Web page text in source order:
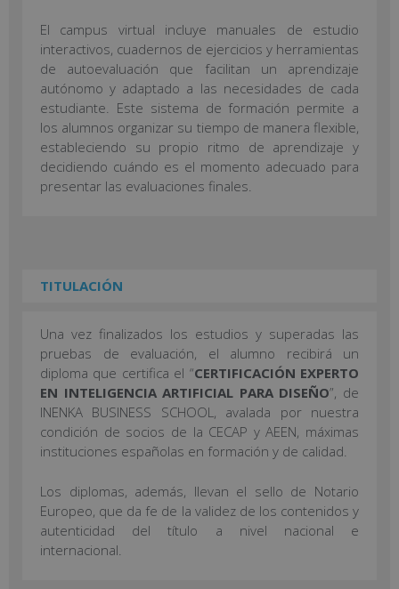
El campus virtual incluye manuales de estudio
interactivos, cuadernos de ejercicios y herramientas
de autoevaluación que facilitan un aprendizaje
autónomo y adaptado a las necesidades de cada
estudiante. Este sistema de formación permite a
los alumnos organizar su tiempo de manera flexible,
estableciendo su propio ritmo de aprendizaje y
decidiendo cuándo es el momento adecuado para
presentar las evaluaciones finales.
TITULACIÓN
Una vez finalizados los estudios y superadas las
pruebas de evaluación, el alumno recibirá un
diploma que certifica el “CERTIFICACIÓN EXPERTO
EN INTELIGENCIA ARTIFICIAL PARA DISEÑO”, de
INENKA BUSINESS SCHOOL, avalada por nuestra
condición de socios de la CECAP y AEEN, máximas
instituciones españolas en formación y de calidad.
Los diplomas, además, llevan el sello de Notario
Europeo, que da fe de la validez de los contenidos y
autenticidad del título a nivel nacional e
internacional.